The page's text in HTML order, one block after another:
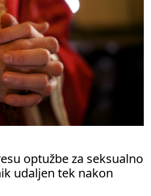
optužbe za seksualno
udaljen tek nakon